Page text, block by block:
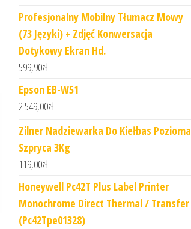
Profesjonalny Mobilny Tłumacz Mowy
(73 Języki) + Zdjęć Konwersacja
Dotykowy Ekran Hd.
599,90zł
Epson EB-W51
2 549,00zł
Zilner Nadziewarka Do Kiełbas Pozioma
Szpryca 3Kg
119,00zł
Honeywell Pc42T Plus Label Printer
Monochrome Direct Thermal / Transfer
(Pc42Tpe01328)